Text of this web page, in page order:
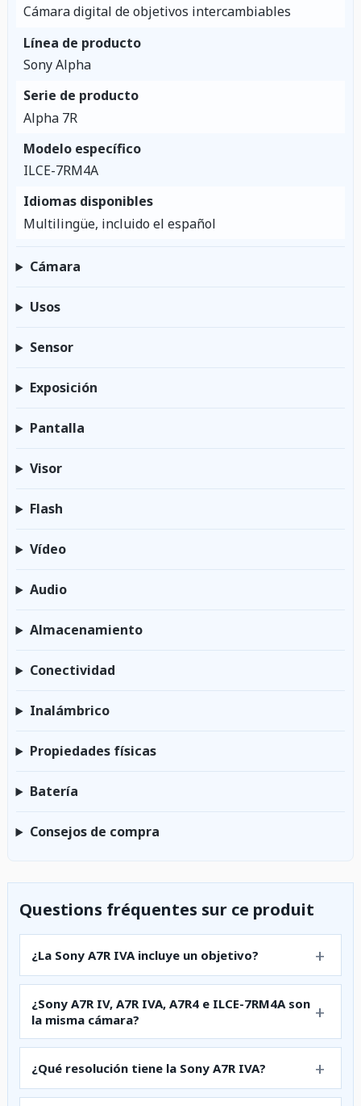
Cámara digital de objetivos intercambiables
Línea de producto
Sony Alpha
Serie de producto
Alpha 7R
Modelo específico
ILCE-7RM4A
Idiomas disponibles
Multilingüe, incluido el español
Cámara
Usos
Sensor
Exposición
Pantalla
Visor
Flash
Vídeo
Audio
Almacenamiento
Conectividad
Inalámbrico
Propiedades físicas
Batería
Consejos de compra
Questions fréquentes sur ce produit
¿La Sony A7R IVA incluye un objetivo?
¿Sony A7R IV, A7R IVA, A7R4 e ILCE-7RM4A son
la misma cámara?
¿Qué resolución tiene la Sony A7R IVA?